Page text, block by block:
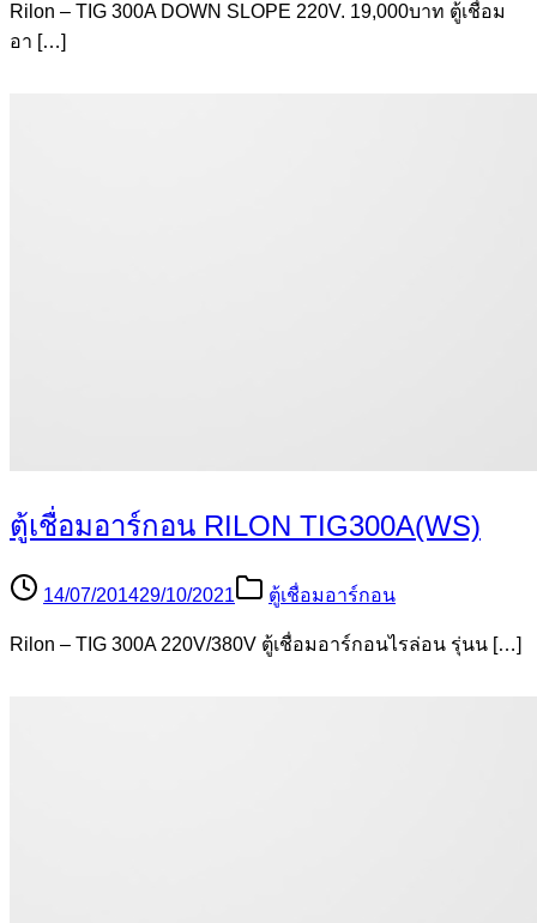
Rilon – TIG 300A DOWN SLOPE 220V. 19,000บาท ตู้เชื่อม
อา […]
ตู้เชื่อมอาร์กอน RILON TIG300A(WS)
14/07/201429/10/2021 ตู้เชื่อมอาร์กอน
Rilon – TIG 300A 220V/380V ตู้เชื่อมอาร์กอนไรล่อน รุ่นน […]